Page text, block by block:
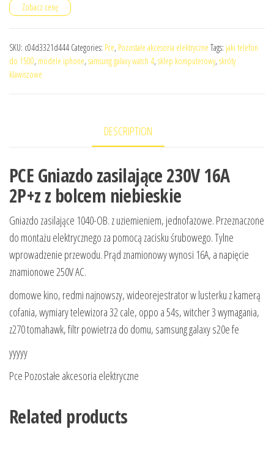
Zobacz cenę
SKU: c04d3321d444 Categories: Pce, Pozostałe akcesoria elektryczne Tags: jaki telefon
do 1500, modele iphone, samsung galaxy watch 4, sklep komputerowy, skróty
klawiszowe
DESCRIPTION
PCE Gniazdo zasilające 230V 16A
2P+z z bolcem niebieskie
Gniazdo zasilające 1040-OB. z uziemieniem, jednofazowe. Przeznaczone
do montażu elektrycznego za pomocą zacisku śrubowego. Tylne
wprowadzenie przewodu. Prąd znamionowy wynosi 16A, a napięcie
znamionowe 250V AC.
domowe kino, redmi najnowszy, wideorejestrator w lusterku z kamerą
cofania, wymiary telewizora 32 cale, oppo a 54s, witcher 3 wymagania,
z270 tomahawk, filtr powietrza do domu, samsung galaxy s20e fe
yyyyy
Pce Pozostałe akcesoria elektryczne
Related products